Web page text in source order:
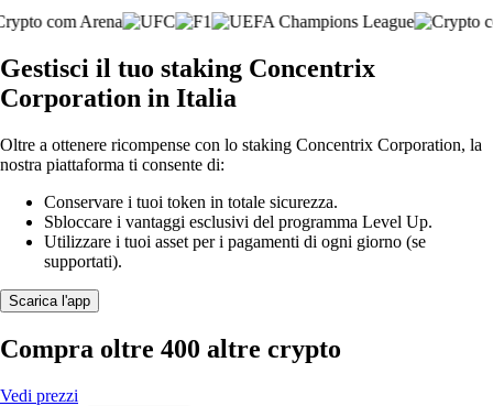
Gestisci il tuo staking Concentrix
Corporation in Italia
Oltre a ottenere ricompense con lo staking Concentrix Corporation, la
nostra piattaforma ti consente di:
Conservare i tuoi token in totale sicurezza.
Sbloccare i vantaggi esclusivi del programma Level Up.
Utilizzare i tuoi asset per i pagamenti di ogni giorno (se
supportati).
Scarica l'app
Compra oltre 400 altre crypto
Vedi prezzi